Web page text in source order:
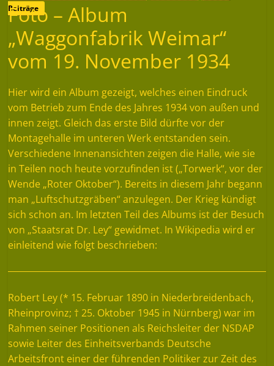
Beiträge
Foto – Album
„Waggonfabrik Weimar“
vom 19. November 1934
Hier wird ein Album gezeigt, welches einen Eindruck
vom Betrieb zum Ende des Jahres 1934 von außen und
innen zeigt. Gleich das erste Bild dürfte vor der
Montagehalle im unteren Werk entstanden sein.
Verschiedene Innenansichten zeigen die Halle, wie sie
in Teilen noch heute vorzufinden ist („Torwerk“, vor der
Wende „Roter Oktober“). Bereits in diesem Jahr begann
man „Luftschutzgräben“ anzulegen. Der Krieg kündigt
sich schon an. Im letzten Teil des Albums ist der Besuch
von „Staatsrat Dr. Ley“ gewidmet. In Wikipedia wird er
einleitend wie folgt beschrieben:
Robert Ley (* 15. Februar 1890 in Niederbreidenbach,
Rheinprovinz; † 25. Oktober 1945 in Nürnberg) war im
Rahmen seiner Positionen als Reichsleiter der NSDAP
sowie Leiter des Einheitsverbands Deutsche
Arbeitsfront einer der führenden Politiker zur Zeit des